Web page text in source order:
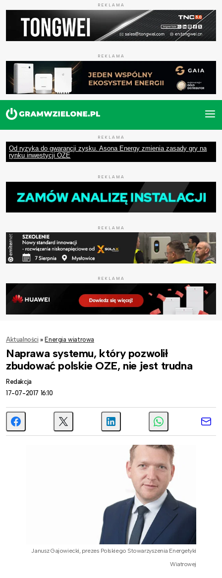
REKLAMA
REKLAMA
REKLAMA
Od ryzyka do gwarancji zysku. Asona Energy zmienia zasady gry na
rynku inwestycji OZE
REKLAMA
REKLAMA
REKLAMA
Aktualności » Energia wiatrowa
Naprawa systemu, który pozwolił
zbudować polskie OZE, nie jest trudna
Redakcja
17-07-2017 16:10
Janusz Gajowiecki, prezes Polskiego Stowarzyszenia Energetyki
Wiatrowej